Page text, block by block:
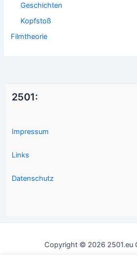
Geschichten
Kopfstoß
Filmtheorie
2501:
Impressum
Links
Datenschutz
Copyright © 2026 2501.eu